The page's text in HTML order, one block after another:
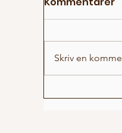
Fun Fact
Skriv en